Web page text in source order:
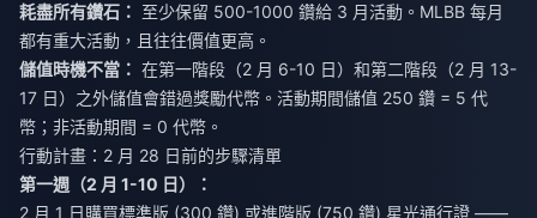
耗盡所有鑽石： 至少保留 500-1000 鑽給 3 月活動。MLBB 每月
都有重大活動，且往往價值更高。
儲值時機不當： 在第一階段（2 月 6-10 日）和第二階段（2 月 13-
17 日）之外儲值會錯過獎勵代幣。活動期間儲值 250 鑽 = 5 代
幣；非活動期間 = 0 代幣。
行動計畫：2 月 28 日前的步驟清單
第一週（2 月 1-10 日）：
2 月 1 日購買標準版 (300 鑽) 或進階版 (750 鑽) 星光通行證 ——